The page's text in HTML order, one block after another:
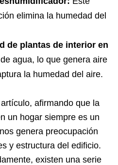
elimina la humedad del
de plantas de interior en
agua, lo que genera aire
la humedad del aire.
afirmando que la
un hogar siempre es un
genera preocupación
y estructura del edificio.
existen una serie